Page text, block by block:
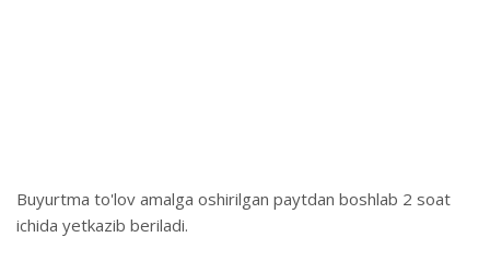
Buyurtma to'lov amalga oshirilgan paytdan boshlab 2 soat
ichida yetkazib beriladi.